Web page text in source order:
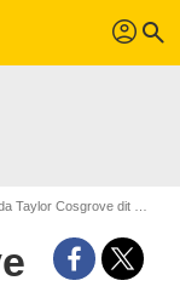
profil search
Cosgrove dit Miranda Cosgrove